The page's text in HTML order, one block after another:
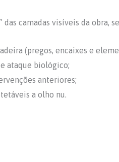
das camadas visíveis da
(pregos, encaixes e
ataque biológico;
anteriores;
a olho nu.